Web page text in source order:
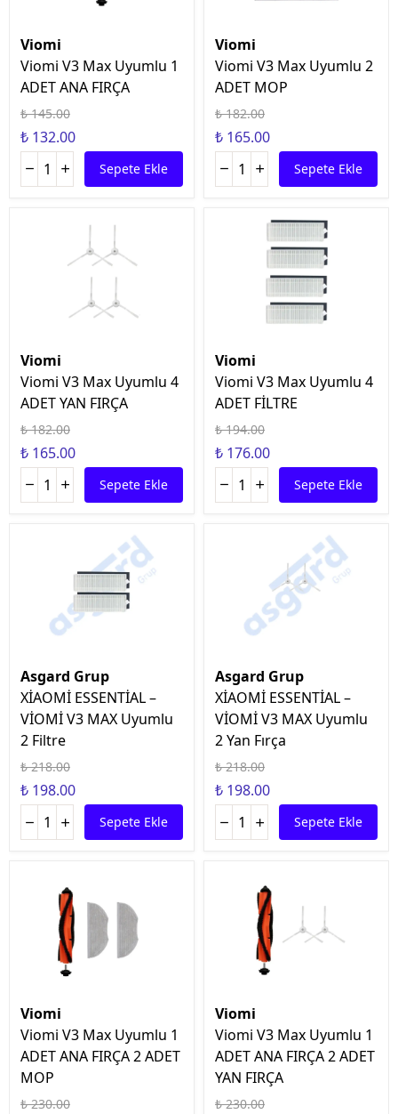
Viomi
Viomi V3 Max Uyumlu 1
ADET ANA FIRÇA
₺ 145.00
₺ 132.00
Sepete Ekle
Viomi
Viomi V3 Max Uyumlu 2
ADET MOP
₺ 182.00
₺ 165.00
Sepete Ekle
Viomi
Viomi V3 Max Uyumlu 4
ADET YAN FIRÇA
₺ 182.00
₺ 165.00
Sepete Ekle
Viomi
Viomi V3 Max Uyumlu 4
ADET FİLTRE
₺ 194.00
₺ 176.00
Sepete Ekle
Asgard Grup
XİAOMİ ESSENTİAL –
VİOMİ V3 MAX Uyumlu
2 Filtre
₺ 218.00
₺ 198.00
Sepete Ekle
Asgard Grup
XİAOMİ ESSENTİAL –
VİOMİ V3 MAX Uyumlu
2 Yan Fırça
₺ 218.00
₺ 198.00
Sepete Ekle
Viomi
Viomi V3 Max Uyumlu 1
ADET ANA FIRÇA 2 ADET
MOP
₺ 230.00
Viomi
Viomi V3 Max Uyumlu 1
ADET ANA FIRÇA 2 ADET
YAN FIRÇA
₺ 230.00